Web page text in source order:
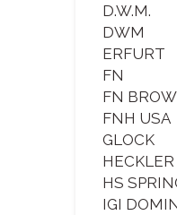
D.W.M.
DWM
ERFURT
FN
FN
FNH USA
GLOCK
HS
IGI